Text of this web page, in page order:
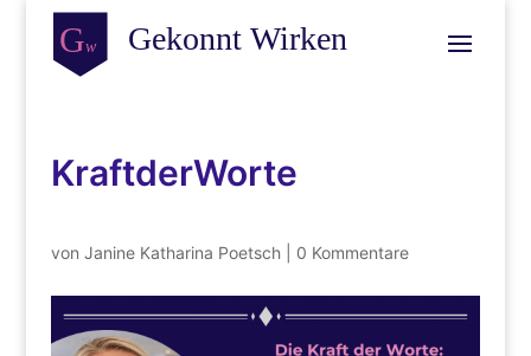
KraftderWorte
von Janine Katharina Poetsch| 0 Kommentare